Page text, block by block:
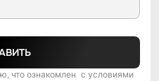
что ознакомлен с условиями